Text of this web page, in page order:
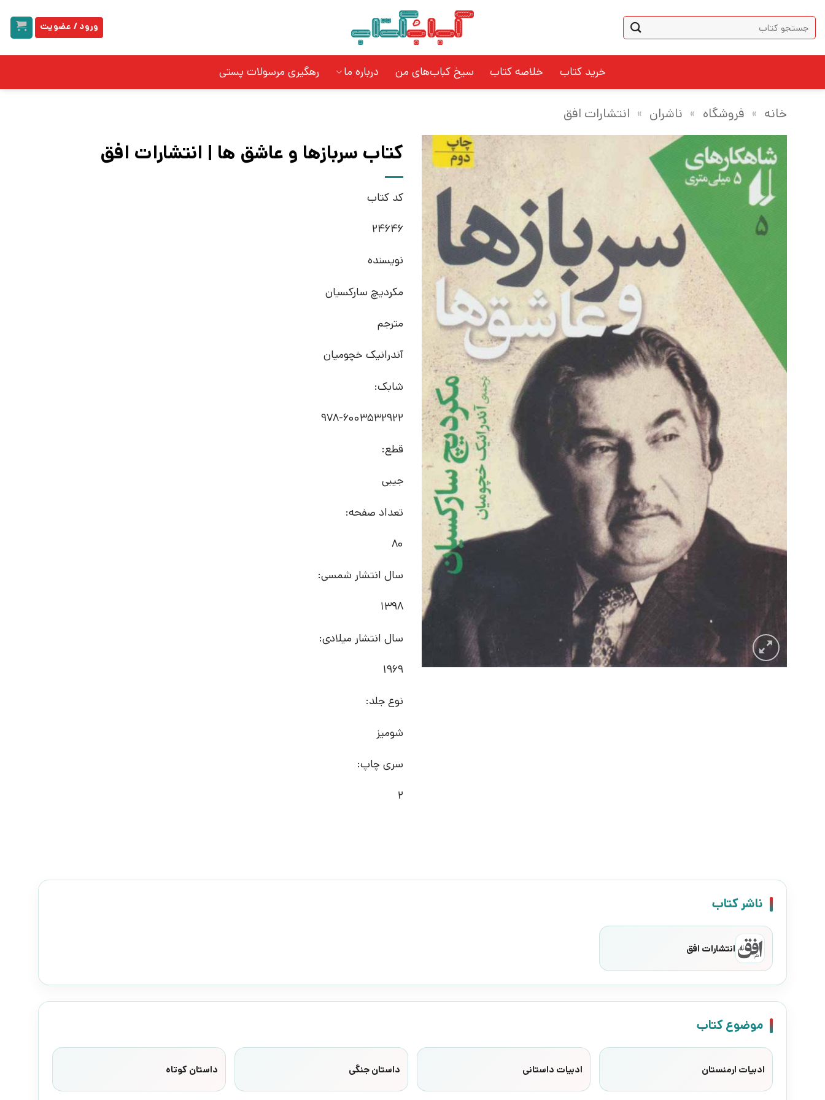
content
جستجو
برای:
ورود / عضویت
خرید کتاب خلاصه کتاب سیخ کباب‌های من درباره ما رهگیری مرسولات پستی
خانه » فروشگاه » ناشران » انتشارات افق
کتاب سربازها و عاشق ها | انتشارات افق
کد کتاب
24646
نویسنده
مکردیچ سارکسیان
مترجم
آندرانیک خچومیان
شابک:
978-6003532922
قطع:
جیبی
تعداد صفحه:
80
سال انتشار شمسی:
1398
سال انتشار میلادی:
1969
نوع جلد:
شومیز
سری چاپ:
2
ناشر کتاب
انتشارات افق
موضوع کتاب
ادبیات ارمنستان ادبیات داستانی داستان جنگی داستان کوتاه